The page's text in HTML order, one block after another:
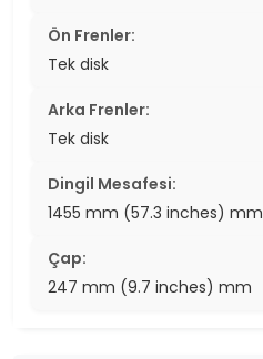
Ön Frenler:
Tek disk
Arka Frenler:
Tek disk
Dingil Mesafesi:
1455 mm (57.3 inches) mm
Çap:
247 mm (9.7 inches) mm